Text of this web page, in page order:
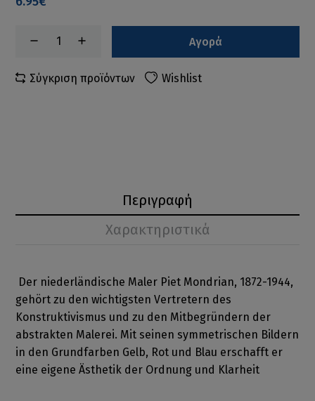
Αγορά
Σύγκριση προϊόντων Wishlist
Περιγραφή
Χαρακτηριστικά
Der niederländische Maler Piet Mondrian, 1872-1944,
gehört zu den wichtigsten Vertretern des
Konstruktivismus und zu den Mitbegründern der
abstrakten Malerei. Mit seinen symmetrischen Bildern
in den Grundfarben Gelb, Rot und Blau erschafft er
eine eigene Ästhetik der Ordnung und Klarheit